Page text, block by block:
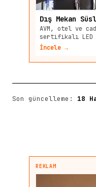
Dış Mekan
AVM, otel ve
sertifikalı LED
İncele →
Son güncelleme: 18
REKLAM